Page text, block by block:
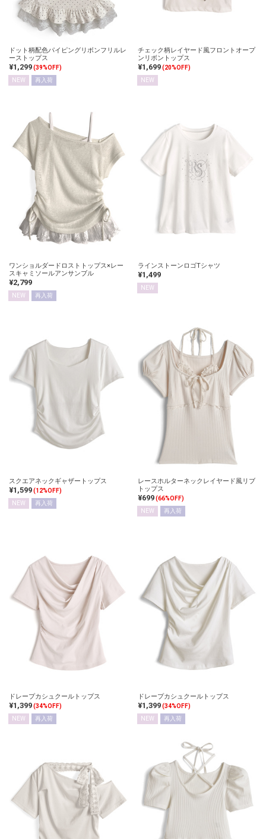
ドット柄配色パイピングリボンフリルレ
ーストップス
¥1,299(39%OFF)
NEW
再入荷
チェック柄レイヤード風フロントオープ
ンリボントップス
¥1,699(20%OFF)
NEW
ワンショルダードロストトップス×レー
スキャミソールアンサンブル
¥2,799
NEW 再入荷
ラインストーンロゴTシャツ
¥1,499
NEW
スクエアネックギャザートップス
¥1,599(12%OFF)
NEW
再入荷
レースホルターネックレイヤード風リブ
トップス
¥699(66%OFF)
NEW
再入荷
ドレープカシュクールトップス
¥1,399(34%OFF)
NEW
再入荷
ドレープカシュクールトップス
¥1,399(34%OFF)
NEW
再入荷